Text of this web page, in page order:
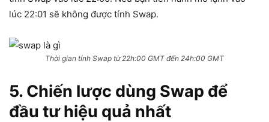
lúc 22:01 sẽ không được tính Swap.
Thời gian tính Swap từ 22h:00 GMT đến 24h:00 GMT
5. Chiến lược dùng Swap để
đầu tư hiệu quả nhất